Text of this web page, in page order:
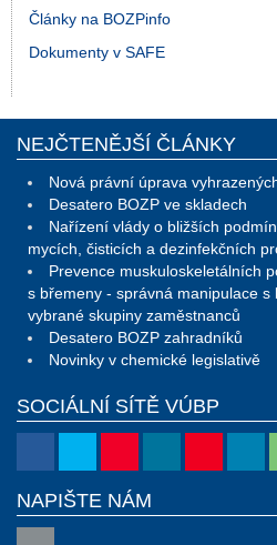
Články na BOZPinfo
Dokumenty v SAFE
NEJČTENĚJŠÍ ČLÁNKY
Nová právní úprava
Desatero BOZP ve skladech
Nařízení vlády o bližších
mycích, čisticích a dezinfekčních
Prevence muskuloskeletálních
s břemeny - správná manipulace s
vybrané skupiny zaměstnanců
Desatero BOZP zahradníků
Novinky v chemické legislativě
SOCIÁLNÍ SÍTĚ VÚBP
NAPIŠTE NÁM